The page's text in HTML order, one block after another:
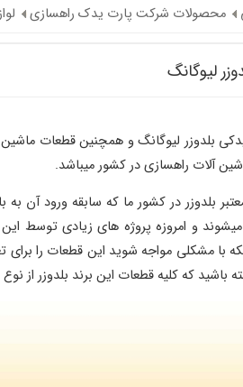
محصولات شرکت پارت یدک راهسازی
لیوگانگ
یدکی بلدوزر لیوگانگ و همچنین قطعات
آلات راهسازی در کشور میباشد.
بلدوزر در کشور ما که سابقه ورود آن
میشوند و امروزه پروژه های زیادی توسط
با مشکلی مواجه شوید این قطعات را
باشید که کلیه قطعات این برند بلدوزر از